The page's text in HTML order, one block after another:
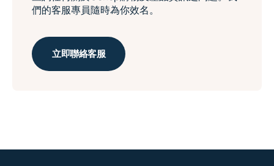
們的客服專員隨時為你效名。
立即聯絡客服